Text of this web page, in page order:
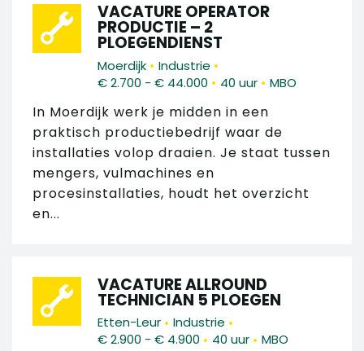
VACATURE OPERATOR
PRODUCTIE – 2
PLOEGENDIENST
Moerdijk • Industrie •
€ 2.700 - € 44.000 • 40 uur • MBO
In Moerdijk werk je midden in een
praktisch productiebedrijf waar de
installaties volop draaien. Je staat tussen
mengers, vulmachines en
procesinstallaties, houdt het overzicht
en...
VACATURE ALLROUND
TECHNICIAN 5 PLOEGEN
Etten-Leur • Industrie •
€ 2.900 - € 4.900 • 40 uur • MBO